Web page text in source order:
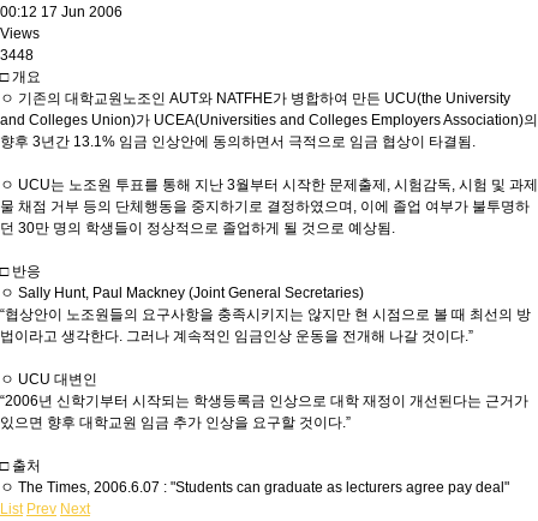
00:12 17 Jun 2006
Views
3448
□ 개요
ㅇ 기존의 대학교원노조인 AUT와 NATFHE가 병합하여 만든 UCU(the University
and Colleges Union)가 UCEA(Universities and Colleges Employers Association)의
향후 3년간 13.1% 임금 인상안에 동의하면서 극적으로 임금 협상이 타결됨.
ㅇ UCU는 노조원 투표를 통해 지난 3월부터 시작한 문제출제, 시험감독, 시험 및 과제
물 채점 거부 등의 단체행동을 중지하기로 결정하였으며, 이에 졸업 여부가 불투명하
던 30만 명의 학생들이 정상적으로 졸업하게 될 것으로 예상됨.
□ 반응
ㅇ Sally Hunt, Paul Mackney (Joint General Secretaries)
“협상안이 노조원들의 요구사항을 충족시키지는 않지만 현 시점으로 볼 때 최선의 방
법이라고 생각한다. 그러나 계속적인 임금인상 운동을 전개해 나갈 것이다.”
ㅇ UCU 대변인
“2006년 신학기부터 시작되는 학생등록금 인상으로 대학 재정이 개선된다는 근거가
있으면 향후 대학교원 임금 추가 인상을 요구할 것이다.”
□ 출처
ㅇ The Times, 2006.6.07 : "Students can graduate as lecturers agree pay deal"
List Prev Next